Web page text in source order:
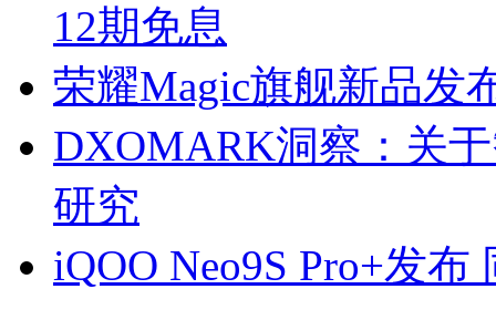
12期免息
荣耀Magic旗舰新品发
DXOMARK洞察：关
研究
iQOO Neo9S Pro+发